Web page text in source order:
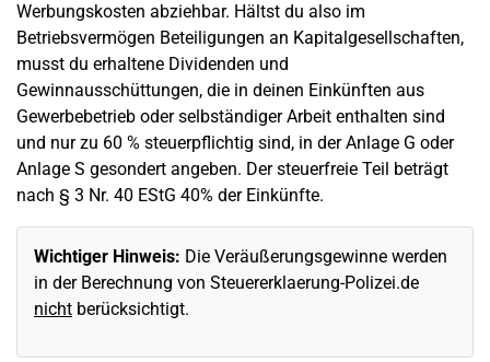
Werbungskosten abziehbar. Hältst du also im
Betriebsvermögen Beteiligungen an Kapitalgesellschaften,
musst du erhaltene Dividenden und
Gewinnausschüttungen, die in deinen Einkünften aus
Gewerbebetrieb oder selbständiger Arbeit enthalten sind
und nur zu 60 % steuerpflichtig sind, in der Anlage G oder
Anlage S gesondert angeben. Der steuerfreie Teil beträgt
nach § 3 Nr. 40 EStG 40% der Einkünfte.
Wichtiger Hinweis: Die Veräußerungsgewinne werden
in der Berechnung von Steuererklaerung-Polizei.de
nicht berücksichtigt.